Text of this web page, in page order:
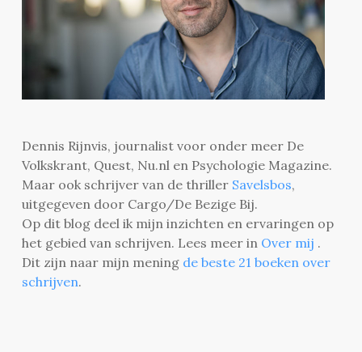
Dennis Rijnvis, journalist voor onder meer De
Volkskrant, Quest, Nu.nl en Psychologie Magazine.
Maar ook schrijver van de thriller Savelsbos,
uitgegeven door Cargo/De Bezige Bij.
Op dit blog deel ik mijn inzichten en ervaringen op
het gebied van schrijven. Lees meer in Over mij .
Dit zijn naar mijn mening de beste 21 boeken over
schrijven.